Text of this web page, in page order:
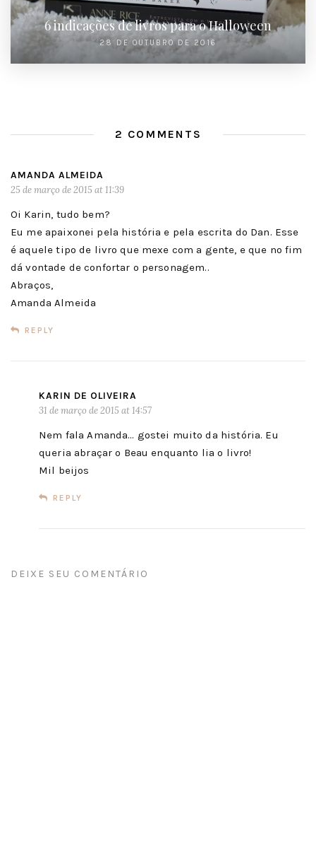
6 indicações de livros para o Halloween
28 DE OUTUBRO DE 2016
2 COMMENTS
AMANDA ALMEIDA
25 de março de 2015 at 11:39
Oi Karin, tudo bem?
Eu me apaixonei pela história e pela escrita do Dan. Esse
é aquele tipo de livro que mexe com a gente, e que no fim
dá vontade de confortar o personagem..
Abraços,
Amanda Almeida
REPLY
KARIN DE OLIVEIRA
31 de março de 2015 at 14:57
Nem fala Amanda… gostei muito da história. Eu
queria abraçar o Beau enquanto lia o livro!
Mil beijos
REPLY
DEIXE SEU COMENTÁRIO